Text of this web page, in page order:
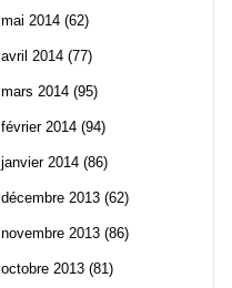
mai 2014 (62)
avril 2014 (77)
mars 2014 (95)
février 2014 (94)
janvier 2014 (86)
décembre 2013 (62)
novembre 2013 (86)
octobre 2013 (81)